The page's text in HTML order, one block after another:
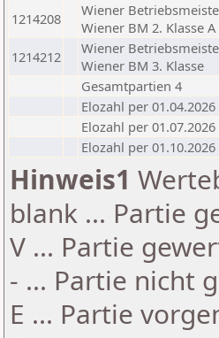
1214208
Wiener
Wiener BM 2. Klasse A
1214212
Wiener
Wiener BM 3. Klasse
Gesamtpartien 4
Elozahl per 01.04.2026
Elozahl per 01.07.2026
Elozahl per 01.10.2026
Hinweis1
blank ... Partie
V ... Partie
- ... Partie nicht
E ... Partie